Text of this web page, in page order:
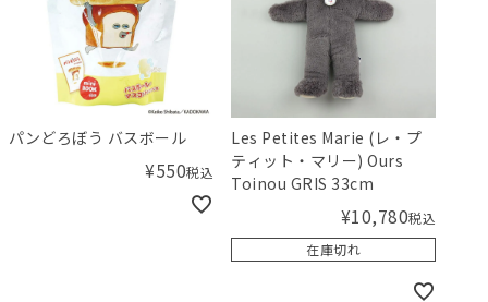
パンどろぼう バスボール
¥550税込
Les Petites Marie (レ・プ
ティット・マリー) Ours
Toinou GRIS 33cm
¥10,780税込
在庫切れ